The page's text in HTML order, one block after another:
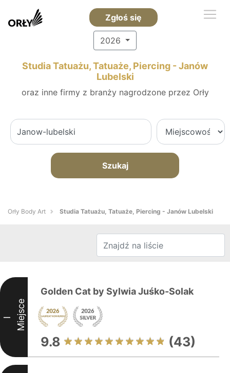
Zgłoś się
2026
Studia Tatuażu, Tatuaże, Piercing - Janów
Lubelski
oraz inne firmy z branży nagrodzone przez Orły
Szukaj
Orły Body Art Studia Tatuażu, Tatuaże, Piercing - Janów Lubelski
I Miejsce
Golden Cat by Sylwia Juśko-Solak
9.8 (43)